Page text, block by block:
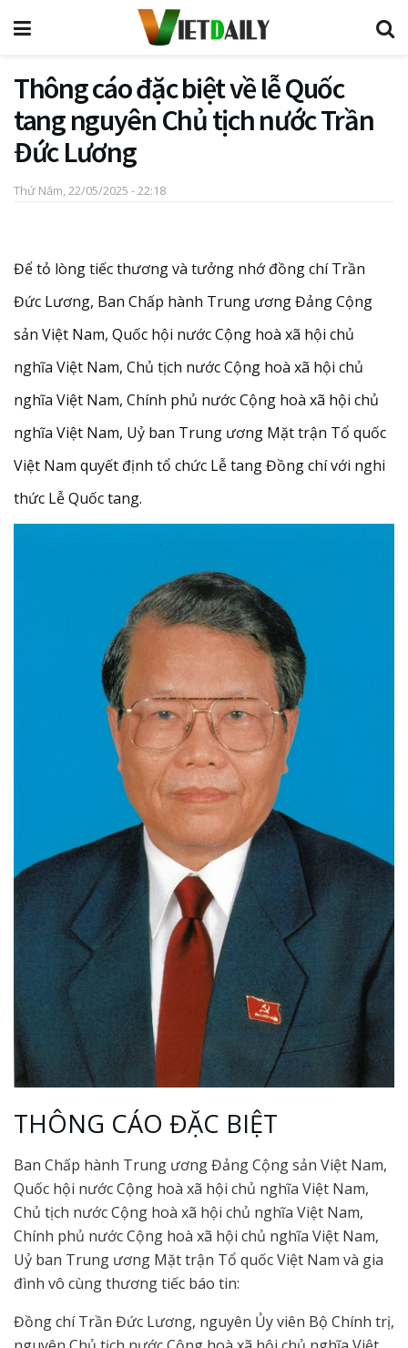
Thông cáo đặc biệt về lễ Quốc
tang nguyên Chủ tịch nước Trần
Đức Lương
Thứ Năm, 22/05/2025 - 22:18
Để tỏ lòng tiếc thương và tưởng nhớ đồng chí Trần
Đức Lương, Ban Chấp hành Trung ương Đảng Cộng
sản Việt Nam, Quốc hội nước Cộng hoà xã hội chủ
nghĩa Việt Nam, Chủ tịch nước Cộng hoà xã hội chủ
nghĩa Việt Nam, Chính phủ nước Cộng hoà xã hội chủ
nghĩa Việt Nam, Uỷ ban Trung ương Mặt trận Tổ quốc
Việt Nam quyết định tổ chức Lễ tang Đồng chí với nghi
thức Lễ Quốc tang.
THÔNG CÁO ĐẶC BIỆT
Ban Chấp hành Trung ương Đảng Cộng sản Việt Nam,
Quốc hội nước Cộng hoà xã hội chủ nghĩa Việt Nam,
Chủ tịch nước Cộng hoà xã hội chủ nghĩa Việt Nam,
Chính phủ nước Cộng hoà xã hội chủ nghĩa Việt Nam,
Uỷ ban Trung ương Mặt trận Tổ quốc Việt Nam và gia
đình vô cùng thương tiếc báo tin:
Đồng chí Trần Đức Lương, nguyên Ủy viên Bộ Chính trị,